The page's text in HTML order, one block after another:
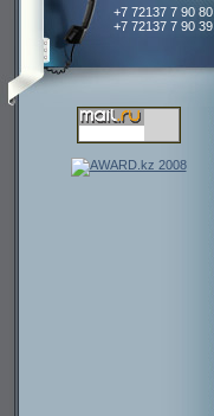
+7 72137 7 90 80
+7 72137 7 90 39